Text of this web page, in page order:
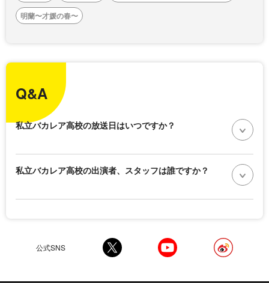
明蘭〜才媛の春〜
Q&A
私立バカレア高校の放送日はいつですか？
私立バカレア高校の出演者、スタッフは誰ですか？
公式SNS